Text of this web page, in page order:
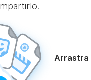
Arrastra